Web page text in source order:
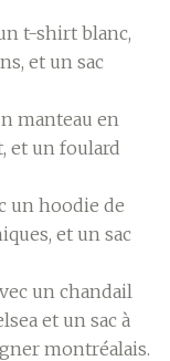
t-shirt blanc,
et un sac
manteau en
et un foulard
un hoodie de
et un sac
un chandail
et un sac à
montréalais.